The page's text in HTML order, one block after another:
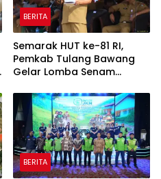
BERITA
Semarak HUT ke-81 RI,
Pemkab Tulang Bawang
Gelar Lomba Senam
BERITA